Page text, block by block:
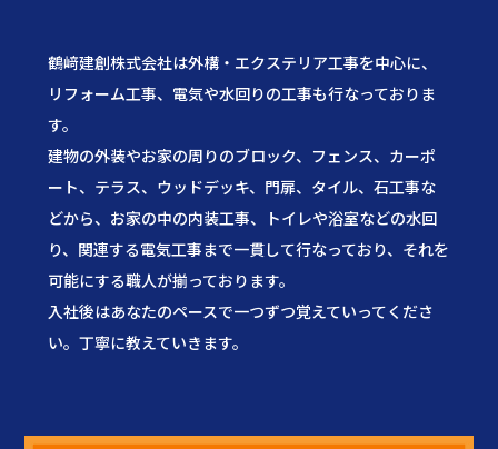
鶴﨑建創株式会社は外構・エクステリア工事を中心に、
リフォーム工事、電気や水回りの工事も行なっておりま
す。
建物の外装やお家の周りのブロック、フェンス、カーポ
ート、テラス、ウッドデッキ、門扉、タイル、石工事な
どから、お家の中の内装工事、トイレや浴室などの水回
り、関連する電気工事まで一貫して行なっており、それを
可能にする職人が揃っております。
入社後はあなたのペースで一つずつ覚えていってくださ
い。丁寧に教えていきます。